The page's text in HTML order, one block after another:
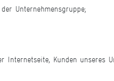
Unternehmensgruppe;
Internetseite, Kunden unseres